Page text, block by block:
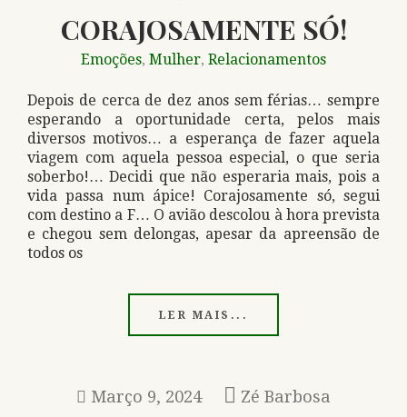
CORAJOSAMENTE SÓ!
Emoções, Mulher, Relacionamentos
Depois de cerca de dez anos sem férias… sempre
esperando a oportunidade certa, pelos mais
diversos motivos… a esperança de fazer aquela
viagem com aquela pessoa especial, o que seria
soberbo!… Decidi que não esperaria mais, pois a
vida passa num ápice! Corajosamente só, segui
com destino a F… O avião descolou à hora prevista
e chegou sem delongas, apesar da apreensão de
todos os
LER MAIS...
Março 9, 2024 Zé Barbosa